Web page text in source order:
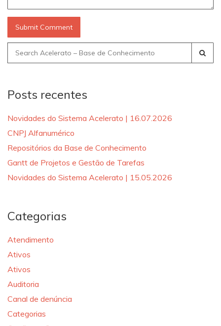
Search
for:
Posts recentes
Novidades do Sistema Acelerato | 16.07.2026
CNPJ Alfanumérico
Repositórios da Base de Conhecimento
Gantt de Projetos e Gestão de Tarefas
Novidades do Sistema Acelerato | 15.05.2026
Categorias
Atendimento
Ativos
Ativos
Auditoria
Canal de denúncia
Categorias